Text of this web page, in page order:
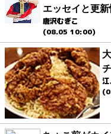
エッセイと更新
唐沢むぎこ
(08.05 10:00)
江